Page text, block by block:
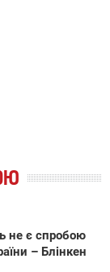
не є спробою
– Блінкен